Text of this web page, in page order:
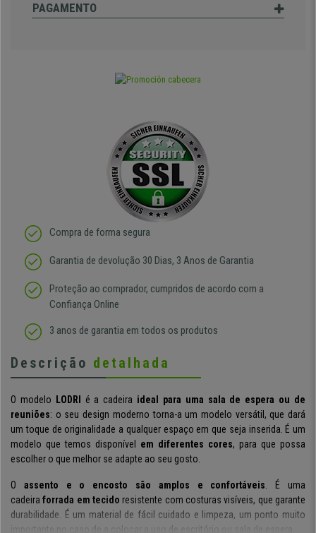
PAGAMENTO
Compra de forma segura
Garantia de devolução 30 Dias, 3 Anos de Garantia
Proteção ao comprador, cumpridos de acordo com a
Confiança Online
3 anos de garantia em todos os produtos
Descrição detalhada
O modelo LODRI é a cadeira ideal para uma sala de espera ou de
reuniões: o seu design moderno torna-a um modelo versátil, que dará
um toque de originalidade a qualquer espaço em que seja inserida. É um
modelo que temos disponível em diferentes cores, para que possa
escolher o que melhor se adapte ao seu gosto.
O assento e o encosto são amplos e confortáveis . É uma
cadeiraforrada em tecido resistente com costuras visíveis, que garante
durabilidade. É um material de fácil cuidado e limpeza, um ponto muito
importante no caso de a colocar a uso de escritório ou sala de espera.